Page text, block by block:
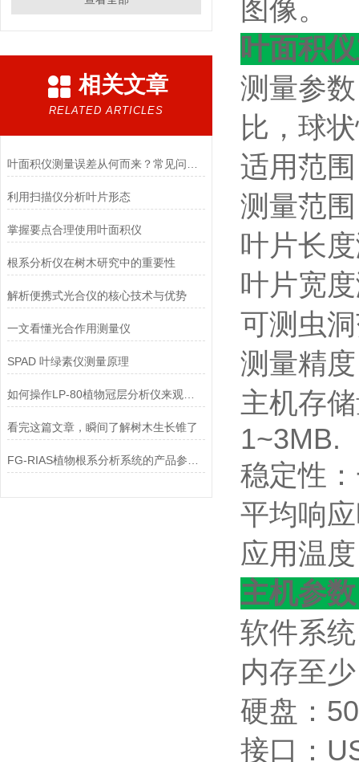
相关文章
RELATED ARTICLES
利用扫描仪分析叶片形态
掌握要点合理使用叶面积仪
根系分析仪在树木研究中的重要性
解析便携式光合仪的核心技术与优势
一文看懂光合作用测量仪
SPAD 叶绿素仪测量原理
看完这篇文章，瞬间了解树木生长锥了
图像。
叶面积
测量参
比，球
适用范
测量范
叶片长
叶片宽
可测虫
测量精
主机存
1~3MB.
稳定性
平均响
应用温
主机参
软件系
内存至
硬盘：
接口：